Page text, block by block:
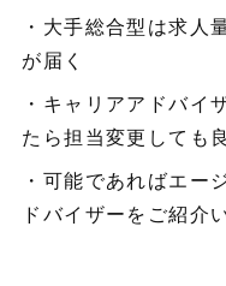
・大手総合型は求人
が届く
・キャリアアドバイ
たら担当変更しても良
・可能であればエー
ドバイザーをご紹介